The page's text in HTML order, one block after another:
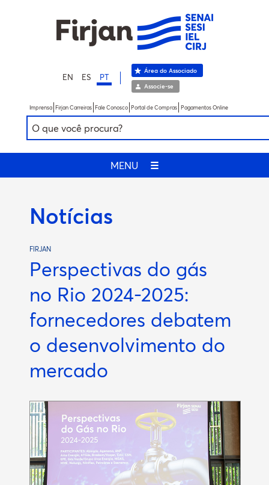
EN ES PT
Área do Associado
Associe-se
Imprensa Firjan Carreiras Fale Conosco Portal de Compras Pagamentos Online
MENU ☰
Notícias
FIRJAN
Perspectivas do gás
no Rio 2024-2025:
fornecedores debatem
o desenvolvimento do
mercado